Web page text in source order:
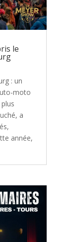
le
: un
moto
a
année,